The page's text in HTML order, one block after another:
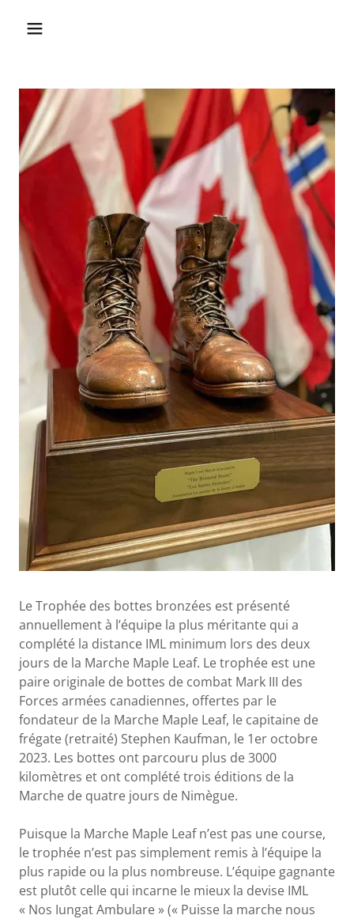
Le Trophée des bottes bronzées est présenté
annuellement à l’équipe la plus méritante qui a
complété la distance IML minimum lors des deux
jours de la Marche Maple Leaf. Le trophée est une
paire originale de bottes de combat Mark III des
Forces armées canadiennes, offertes par le
fondateur de la Marche Maple Leaf, le capitaine de
frégate (retraité) Stephen Kaufman, le 1er octobre
2023. Les bottes ont parcouru plus de 3000
kilomètres et ont complété trois éditions de la
Marche de quatre jours de Nimègue.
Puisque la Marche Maple Leaf n’est pas une course,
le trophée n’est pas simplement remis à l’équipe la
plus rapide ou la plus nombreuse. L’équipe gagnante
est plutôt celle qui incarne le mieux la devise IML
« Nos Iungat Ambulare » (« Puisse la marche nous